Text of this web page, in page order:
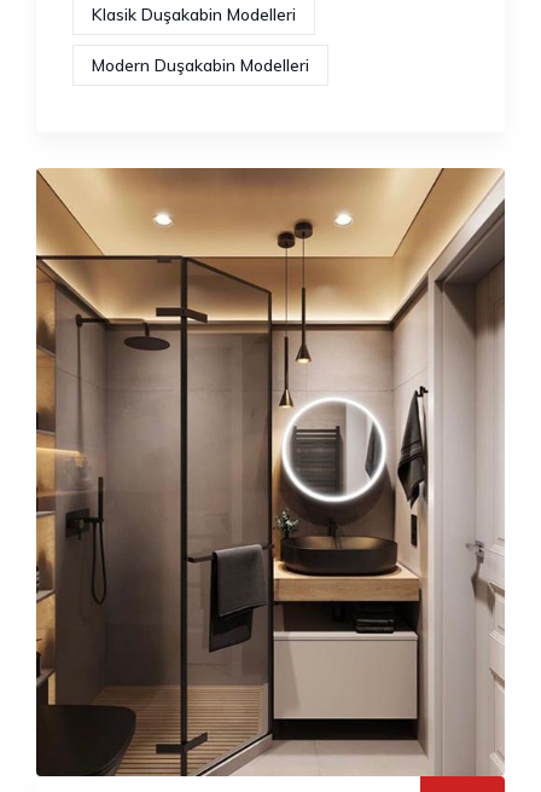
Klasik Duşakabin Modelleri
Modern Duşakabin Modelleri